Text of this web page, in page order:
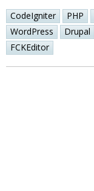
CodeIgniter PHP
WordPress
Drupal
FCKEditor